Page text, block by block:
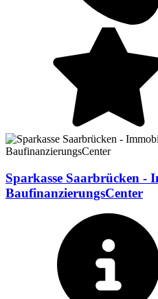
Sparkasse Saarbrücken -
BaufinanzierungsCenter